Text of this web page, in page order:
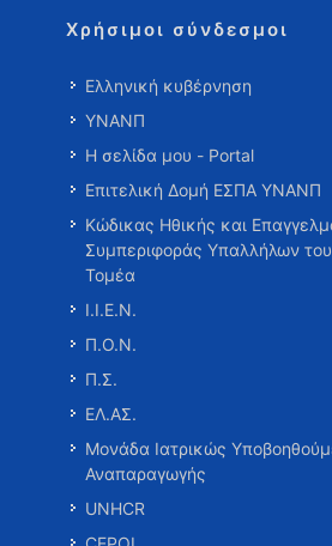
Χρήσιμοι σύνδεσμοι
Ελληνική κυβέρνηση
ΥΝΑΝΠ
Η σελίδα μου - Portal
Επιτελική Δομή ΕΣΠΑ ΥΝΑΝΠ
Κώδικας Ηθικής και
Συμπεριφοράς Υπαλλήλων
Τομέα
Ι.Ι.Ε.Ν.
Π.Ο.Ν.
Π.Σ.
ΕΛ.ΑΣ.
Μονάδα Ιατρικώς
Αναπαραγωγής
UNHCR